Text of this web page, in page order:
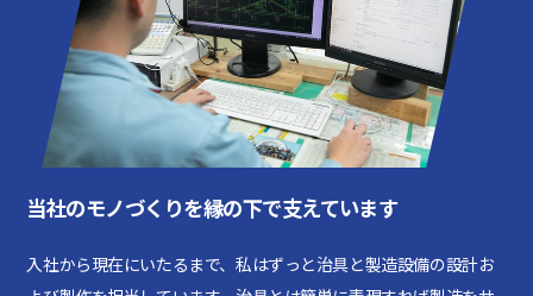
当社のモノづくりを縁の下で支えています
入社から現在にいたるまで、私はずっと治具と製造設備の設計お